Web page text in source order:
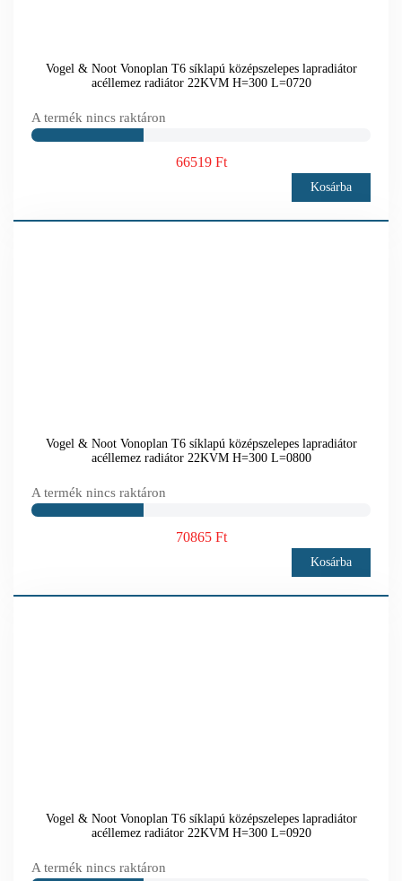
Vogel & Noot Vonoplan T6 síklapú középszelepes lapradiátor
acéllemez radiátor 22KVM H=300 L=0720
A termék nincs raktáron
66519 Ft
Kosárba
Vogel & Noot Vonoplan T6 síklapú középszelepes lapradiátor
acéllemez radiátor 22KVM H=300 L=0800
A termék nincs raktáron
70865 Ft
Kosárba
Vogel & Noot Vonoplan T6 síklapú középszelepes lapradiátor
acéllemez radiátor 22KVM H=300 L=0920
A termék nincs raktáron